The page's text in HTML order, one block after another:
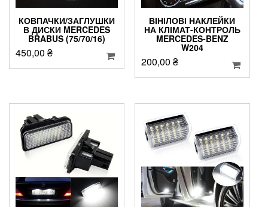
КОВПАЧКИ/ЗАГЛУШКИ
В ДИСКИ MERCEDES
BRABUS (75/70/16)
450,00 ₴
ВІНІЛОВІ НАКЛЕЙКИ
НА КЛІМАТ-КОНТРОЛЬ
MERCEDES-BENZ
W204
200,00 ₴